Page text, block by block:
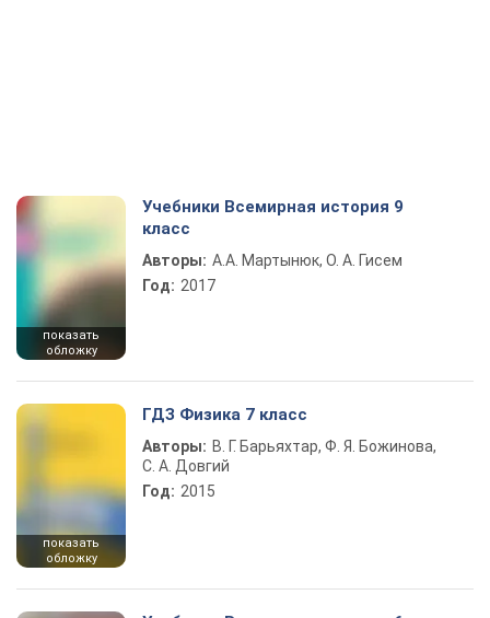
показать
обложку
Учебники Всемирная история 9
класс
Авторы: А.А. Мартынюк, О. А. Гисем
Год: 2017
показать
обложку
ГДЗ Физика 7 класс
Авторы: В. Г. Барьяхтар, Ф. Я. Божинова,
С. А. Довгий
Год: 2015